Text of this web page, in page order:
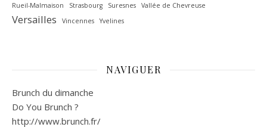
Rueil-Malmaison
Strasbourg Suresnes Vallée de Chevreuse‎
Versailles Vincennes Yvelines
NAVIGUER
Brunch du dimanche
Do You Brunch ?
http://www.brunch.fr/